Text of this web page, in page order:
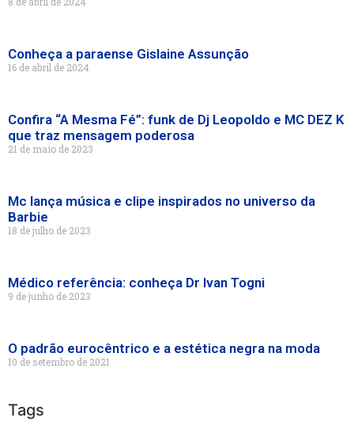
Conheça a paraense Gislaine Assunção
16 de abril de 2024
Confira “A Mesma Fé”: funk de Dj Leopoldo e MC DEZ K
que traz mensagem poderosa
21 de maio de 2023
Mc lança música e clipe inspirados no universo da
Barbie
18 de julho de 2023
Médico referência: conheça Dr Ivan Togni
9 de junho de 2023
O padrão eurocêntrico e a estética negra na moda
10 de setembro de 2021
Tags